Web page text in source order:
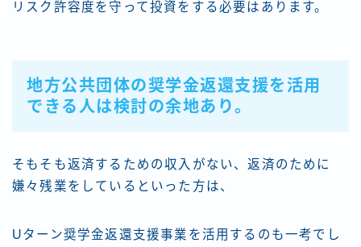
リスク許容度を守って投資をする必要はあります。
地方公共団体の奨学金返還支援を活用
できる人は検討の余地あり。
そもそも返済するための収入がない、返済のために
嫌々残業をしているといった方は、
Uターン奨学金返還支援事業を活用するのも一考でし